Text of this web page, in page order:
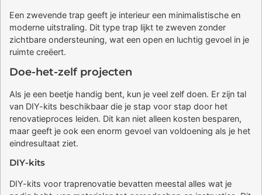
Een zwevende trap geeft je interieur een minimalistische en
moderne uitstraling. Dit type trap lijkt te zweven zonder
zichtbare ondersteuning, wat een open en luchtig gevoel in je
ruimte creëert.
Doe-het-zelf projecten
Als je een beetje handig bent, kun je veel zelf doen. Er zijn tal
van DIY-kits beschikbaar die je stap voor stap door het
renovatieproces leiden. Dit kan niet alleen kosten besparen,
maar geeft je ook een enorm gevoel van voldoening als je het
eindresultaat ziet.
DIY-kits
DIY-kits voor traprenovatie bevatten meestal alles wat je